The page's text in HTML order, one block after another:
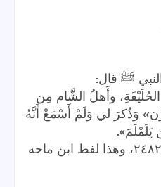
ﷺ قال:
وأَهلُ الشَّام مِن
وَذُكرَ لي وَلَمْ أَسْمَعْ أَنَّهُ
يَلَمْلَمَ».
(صحيح): ق - مضى ١٢٢ [٢٤٨٢، وهذا لفظ ابن ماجه